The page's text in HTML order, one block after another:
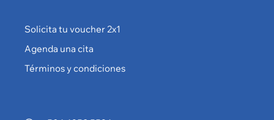
Solicita tu voucher 2x1
Agenda una cita
Términos y condiciones